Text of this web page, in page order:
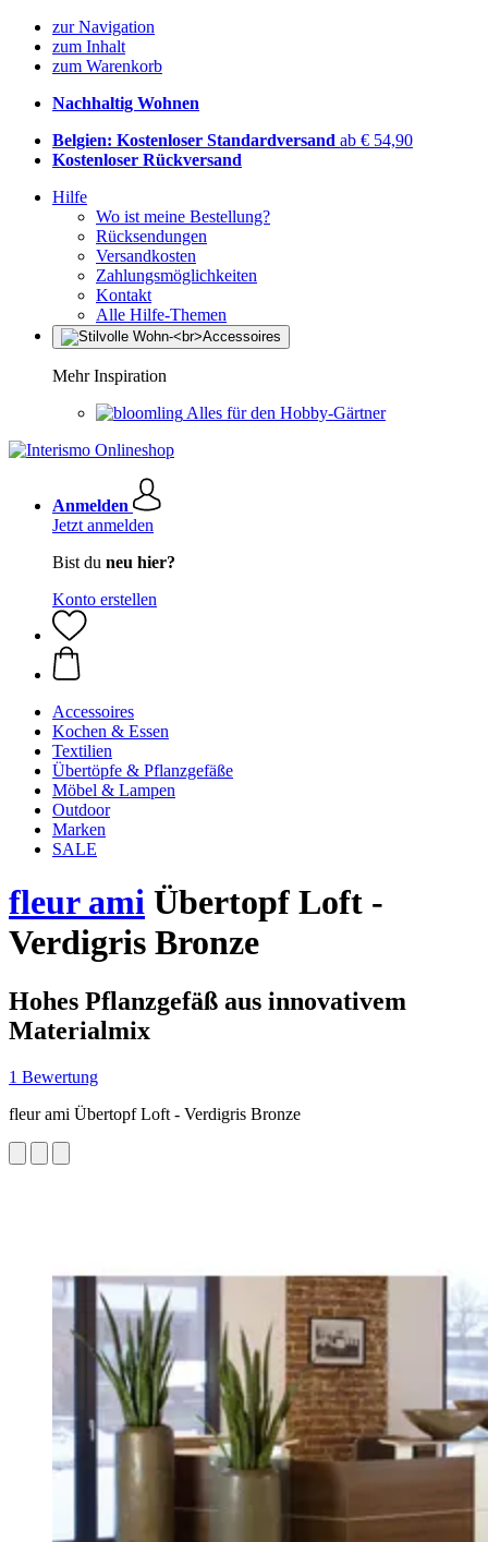
zur Navigation
zum Inhalt
zum Warenkorb
Nachhaltig Wohnen
Belgien: Kostenloser Standardversand ab € 54,90
Kostenloser Rückversand
Hilfe
Wo ist meine Bestellung?
Rücksendungen
Versandkosten
Zahlungsmöglichkeiten
Kontakt
Alle Hilfe-Themen
Mehr Inspiration
Alles für den Hobby-Gärtner
Anmelden
Jetzt anmelden
Bist du neu hier?
Konto erstellen
Accessoires
Kochen & Essen
Textilien
Übertöpfe & Pflanzgefäße
Möbel & Lampen
Outdoor
Marken
SALE
fleur ami Übertopf Loft -
Verdigris Bronze
Hohes Pflanzgefäß aus innovativem
Materialmix
1 Bewertung
fleur ami Übertopf Loft - Verdigris Bronze